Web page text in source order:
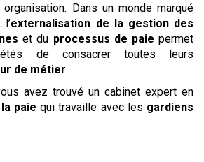
Dans un monde marqué
externalisation de la gestion des
et du processus de paie permet
de consacrer toutes leurs
de métier.
avez trouvé un cabinet expert en
paie qui travaille avec les gardiens